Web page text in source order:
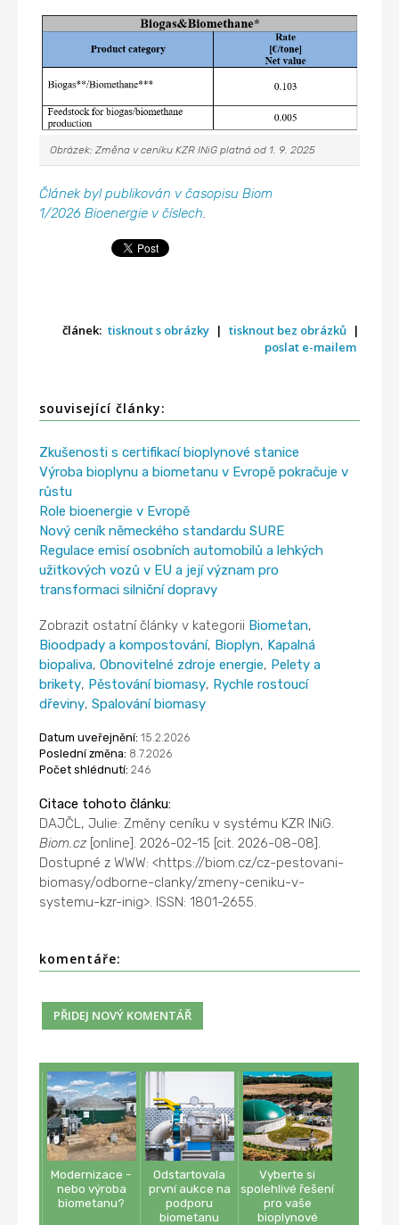
Obrázek: Změna v ceníku KZR INiG platná od 1. 9. 2025
Článek byl publikován v časopisu Biom
1/2026 Bioenergie v číslech.
článek: tisknout s obrázky | tisknout bez obrázků |
poslat e-mailem
související články:
Zkušenosti s certifikací bioplynové stanice
Výroba bioplynu a biometanu v Evropě pokračuje v
růstu
Role bioenergie v Evropě
Nový ceník německého standardu SURE
Regulace emisí osobních automobilů a lehkých
užitkových vozů v EU a její význam pro
transformaci silniční dopravy
Zobrazit ostatní články v kategorii Biometan,
Bioodpady a kompostování, Bioplyn, Kapalná
biopaliva,Obnovitelné zdroje energie, Pelety a
brikety, Pěstování biomasy, Rychle rostoucí
dřeviny,Spalování biomasy
Datum uveřejnění: 15.2.2026
Poslední změna: 8.7.2026
Počet shlédnutí: 246
Citace tohoto článku:
DAJČL, Julie: Změny ceníku v systému KZR INiG.
Biom.cz [online]. 2026-02-15 [cit. 2026-08-08].
Dostupné z WWW: <https://biom.cz/cz-pestovani-
biomasy/odborne-clanky/zmeny-ceniku-v-
systemu-kzr-inig>. ISSN: 1801-2655.
komentáře:
Modernizace -
nebo výroba
biometanu?
Odstartovala
první aukce na
podporu
biometanu
Vyberte si
spolehlivé řešení
pro vaše
bioplynové